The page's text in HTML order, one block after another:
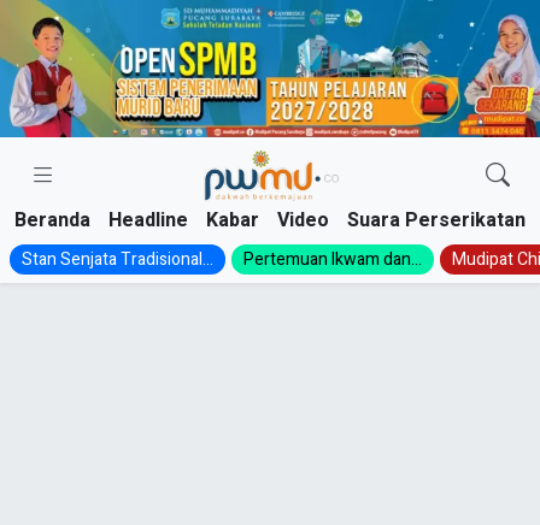
Skip
content
Beranda Headline Kabar Video Suara Perserikatan
Stan Senjata Tradisional... Pertemuan Ikwam dan... Mudipat